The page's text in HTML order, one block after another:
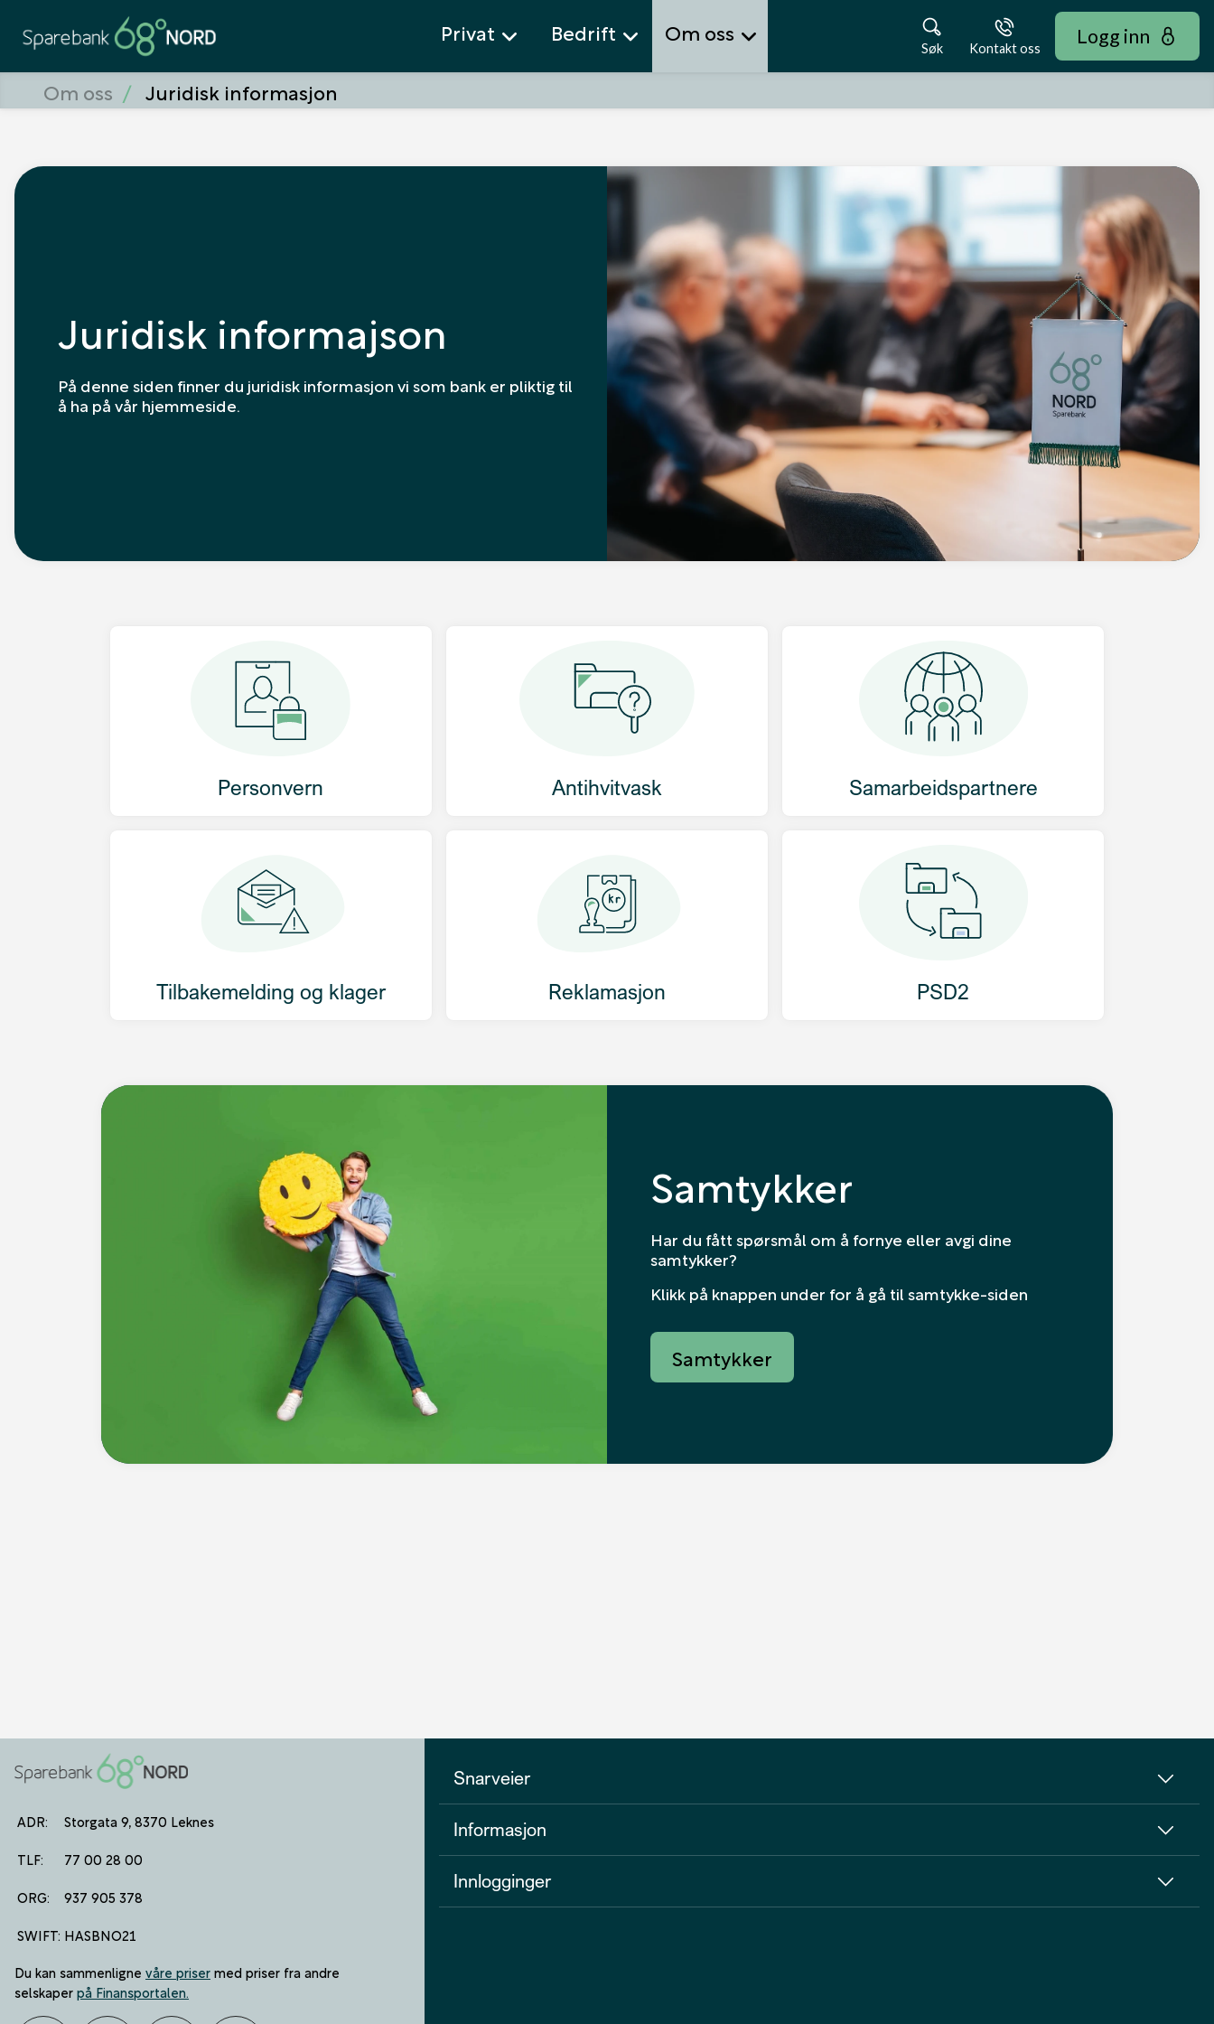
Om oss Juridisk informasjon
Privat Bedrift Om oss
Søk Kontakt oss
Logg inn
Juridisk informajson
På denne siden finner du juridisk informasjon vi som bank er pliktig til
å ha på vår hjemmeside.
Personvern Antihvitvask Samarbeidspartnere
Tilbakemelding og klager Reklamasjon PSD2
Samtykker
Har du fått spørsmål om å fornye eller avgi dine
samtykker?
Klikk på knappen under for å gå til samtykke-siden
Samtykker
Snarveier
Informasjon
Innlogginger
ADR:
Storgata 9, 8370 Leknes
TLF:
77 00 28 00
ORG:
937 905 378
SWIFT: HASBNO21
Du kan sammenlignevåre prisermed priser fra andre
selskaperpå Finansportalen.